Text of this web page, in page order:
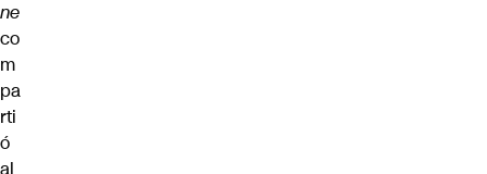
ne
co
m
pa
rti
ó
al